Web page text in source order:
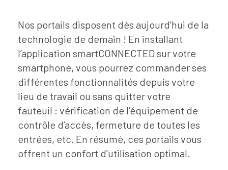
Nos portails disposent dès aujourd‘hui de la
technologie de demain ! En installant
l’application smartCONNECTED sur votre
smartphone, vous pourrez commander ses
différentes fonctionnalités depuis votre
lieu de travail ou sans quitter votre
fauteuil : vérification de l’équipement de
contrôle d’accès, fermeture de toutes les
entrées, etc. En résumé, ces portails vous
offrent un confort d’utilisation optimal.